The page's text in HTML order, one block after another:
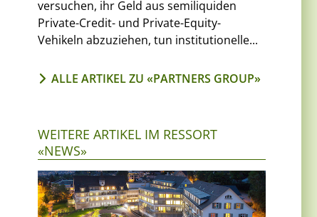
versuchen, ihr Geld aus semiliquiden
Private-Credit- und Private-Equity-
Vehikeln abzuziehen, tun institutionelle...
ALLE ARTIKEL ZU «PARTNERS GROUP»
WEITERE ARTIKEL IM RESSORT
«NEWS»